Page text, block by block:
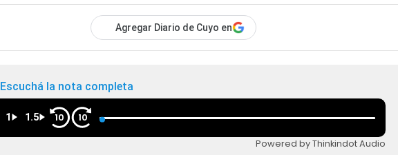
Agregar Diario de Cuyo en
Escuchá la nota completa
1 1.5 10 10
Powered by Thinkindot Audio